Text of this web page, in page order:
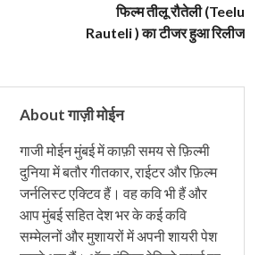
फिल्म तीलू रौतेली (Teelu
Rauteli ) का टीजर हुआ रिलीज
About गाज़ी मोईन
गाजी मोईन मुंबई में काफ़ी समय से फ़िल्मी
दुनिया में बतौर गीतकार, राईटर और फ़िल्म
जर्नलिस्ट एक्टिव हैं। वह कवि भी हैं और
आप मुंबई सहित देश भर के कई कवि
सम्मेलनों और मुशायरों में अपनी शायरी पेश